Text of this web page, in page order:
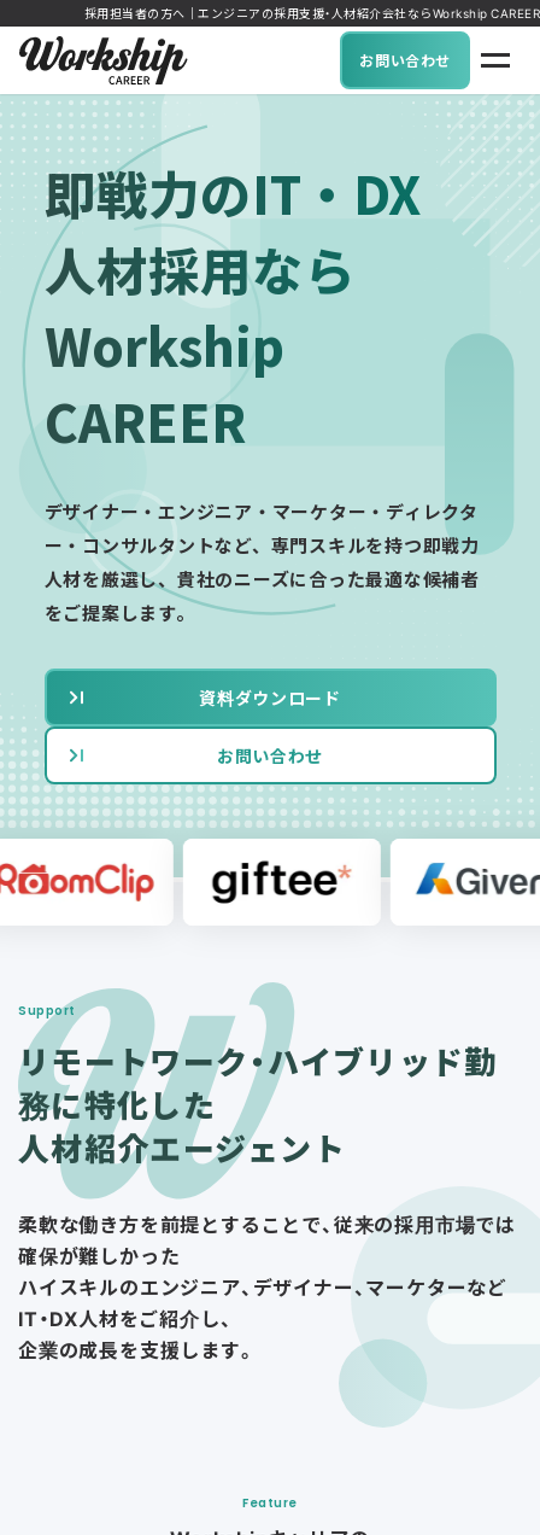
採用担当者の方へ｜エンジニアの採用支援・人材紹介会社ならWorkship CAREER
お問い合わせ
即戦力のIT・DX
人材採用なら
Workship
CAREER
デザイナー・エンジニア・マーケター・ディレクタ
ー・コンサルタントなど、専門スキルを持つ即戦力
人材を厳選し、貴社のニーズに合った最適な候補者
をご提案します。
資料ダウンロード
お問い合わせ
Support
リモートワーク・ハイブリッド勤
務に特化した
人材紹介エージェント
柔軟な働き方を前提とすることで、従来の採用市場では
確保が難しかった
ハイスキルのエンジニア、デザイナー、マーケターなど
IT・DX人材をご紹介し、
企業の成長を支援します。
Feature